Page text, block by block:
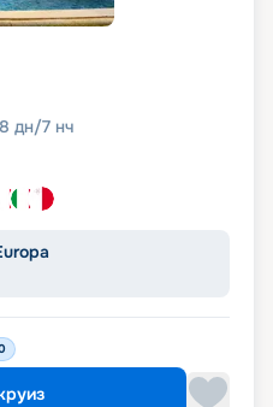
8 дн/7 нч